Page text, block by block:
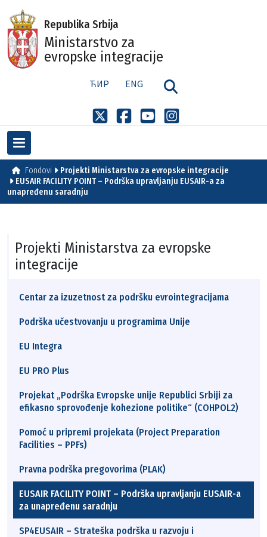
Republika Srbija
Ministarstvo za
evropske integracije
ЋИР ENG
Fondovi
Projekti Ministarstva za evropske integracije
EUSAIR FACILITY POINT – Podrška upravljanju EUSAIR-a za
unapređenu saradnju
Projekti Ministarstva za evropske
integracije
Centar za izuzetnost za podršku evrointegracijama
Podrška učestvovanju u programima Unije
EU Integra
EU PRO Plus
Projekat „Podrška Evropske unije Republici Srbiji za
efikasno sprovođenje kohezione politike“ (COHPOL2)
Pomoć u pripremi projekata (Project Preparation
Facilities – PPFs)
Pravna podrška pregovorima (PLAK)
EUSAIR FACILITY POINT – Podrška upravljanju EUSAIR-a
za unapređenu saradnju
SP4EUSAIR – Strateška podrška u razvoju i